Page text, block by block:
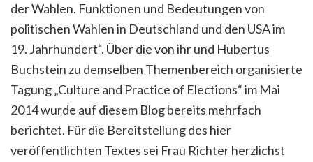
der Wahlen. Funktionen und Bedeutungen von
politischen Wahlen in Deutschland und den USA im
19. Jahrhundert“. Über die von ihr und Hubertus
Buchstein zu demselben Themenbereich organisierte
Tagung „Culture and Practice of Elections“ im Mai
2014 wurde auf diesem Blog bereits mehrfach
berichtet. Für die Bereitstellung des hier
veröffentlichten Textes sei Frau Richter herzlichst